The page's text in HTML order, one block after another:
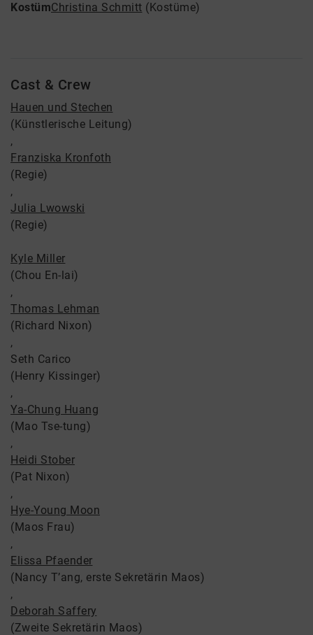
KostümChristina Schmitt (Kostüme)
Cast & Crew
Hauen und Stechen
(Künstlerische Leitung)
,
Franziska Kronfoth
(Regie)
,
Julia Lwowski
(Regie)
Kyle Miller
(Chou En-lai)
,
Thomas Lehman
(Richard Nixon)
,
Seth Carico
(Henry Kissinger)
,
Ya-Chung Huang
(Mao Tse-tung)
,
Heidi Stober
(Pat Nixon)
,
Hye-Young Moon
(Maos Frau)
,
Elissa Pfaender
(Nancy T’ang, erste Sekretärin Maos)
,
Deborah Saffery
(Zweite Sekretärin Maos)